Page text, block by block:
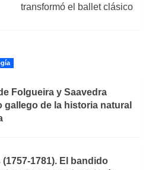
transformó el ballet clásico
Folgueira y Saavedra
gallego de la historia natural
1781). El bandido